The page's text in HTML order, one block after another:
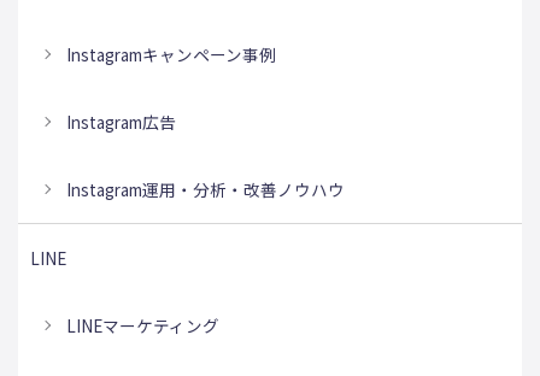
Instagramキャンペーン事例
Instagram広告
Instagram運用・分析・改善ノウハウ
LINE
LINEマーケティング